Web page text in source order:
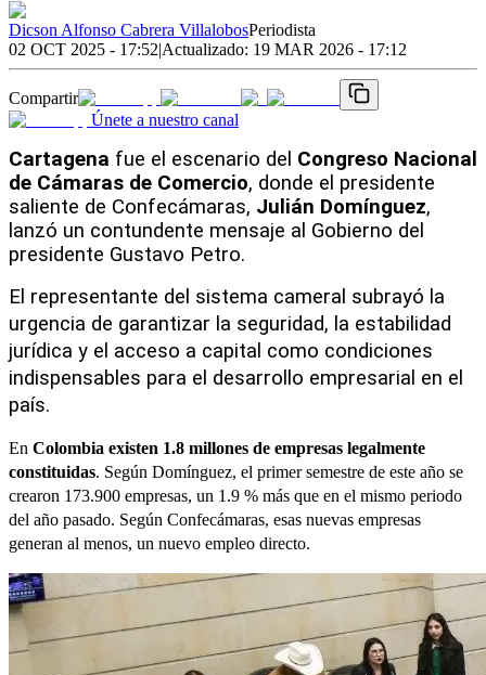
Dicson Alfonso Cabrera VillalobosPeriodista
02 OCT 2025 - 17:52|Actualizado: 19 MAR 2026 - 17:12
Compartir
Únete a nuestro canal
Cartagena fue el escenario del Congreso Nacional
de Cámaras de Comercio, donde el presidente
saliente de Confecámaras, Julián Domínguez,
lanzó un contundente mensaje al Gobierno del
presidente Gustavo Petro.
El representante del sistema cameral subrayó la
urgencia de garantizar la seguridad, la estabilidad
jurídica y el acceso a capital como condiciones
indispensables para el desarrollo empresarial en el
país.
En Colombia existen 1.8 millones de empresas legalmente
constituidas. Según Domínguez, el primer semestre de este año se
crearon 173.900 empresas, un 1.9 % más que en el mismo periodo
del año pasado. Según Confecámaras, esas nuevas empresas
generan al menos, un nuevo empleo directo.